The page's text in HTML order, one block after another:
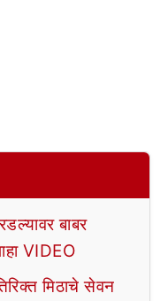
बाबर
VIDEO
मिठाचे सेवन